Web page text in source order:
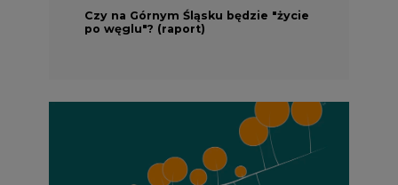
Czy na Górnym Śląsku będzie "życie
po węglu"? (raport)